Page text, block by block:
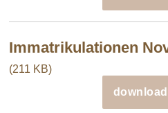
Immatrikulationen
(211 KB)
download